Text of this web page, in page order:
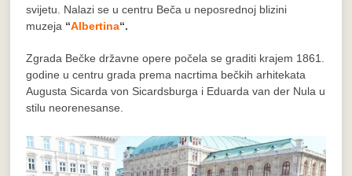
svijetu. Nalazi se u centru Beča u neposrednoj blizini
muzeja “Albertina“.
Zgrada Bečke državne opere počela se graditi krajem 1861.
godine u centru grada prema nacrtima bečkih arhitekata
Augusta Sicarda von Sicardsburga i Eduarda van der Nula u
stilu neorenesanse.